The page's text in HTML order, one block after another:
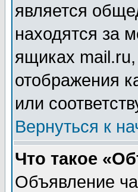
является
находятся за
ящиках
отображения
или
Вернуться к
Что такое
Объявление